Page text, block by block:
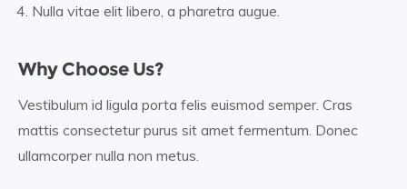
Nulla vitae elit libero, a pharetra augue.
Why Choose Us?
Vestibulum id ligula porta felis euismod semper. Cras
mattis consectetur purus sit amet fermentum. Donec
ullamcorper nulla non metus.